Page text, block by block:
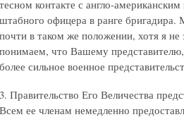
тесном контакте с англо-
штабного офицера в ранге бригадира.
почти в таком же положении, хотя я
понимаем, что Вашему
более сильное военное
3. Правительство Его Величества
Всем ее членам немедленно